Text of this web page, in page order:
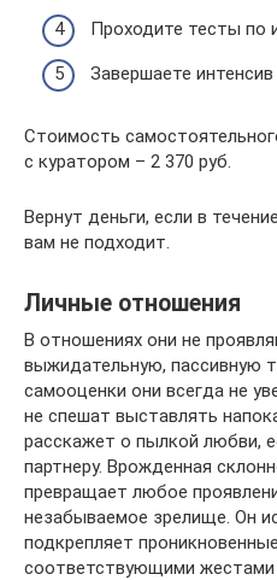
Проходите тесты по
Завершаете
Стоимость
с куратором – 2 370 руб.
Вернут деньги, если в
вам не подходит.
Личные отношения
В отношениях они не
выжидательную, пассивную
самооценки они всегда не
не спешат выставлять
расскажет о пылкой любви,
партнеру. Врожденная
превращает любое
незабываемое зрелище. Он
подкрепляет
соответствующими жестами